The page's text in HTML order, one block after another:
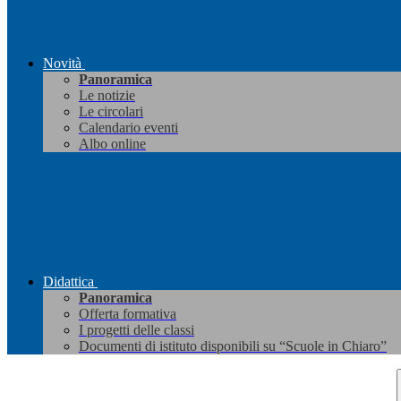
Novità
Panoramica
Le notizie
Le circolari
Calendario eventi
Albo online
Didattica
Panoramica
Offerta formativa
I progetti delle classi
Documenti di istituto disponibili su “Scuole in Chiaro”